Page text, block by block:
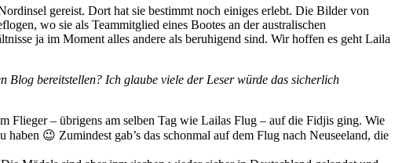
gereist. Dort hat sie bestimmt noch einiges erlebt. Die Bilder von
wo sie als Teammitglied eines Bootes an der australischen
ja im Moment alles andere als beruhigend sind. Wir hoffen es geht Laila
Blog bereitstellen? Ich glaube viele der Leser würde das sicherlich
Flieger – übrigens am selben Tag wie Lailas Flug – auf die Fidjis ging. Wie
😉 Zumindest gab’s das schonmal auf dem Flug nach Neuseeland, die